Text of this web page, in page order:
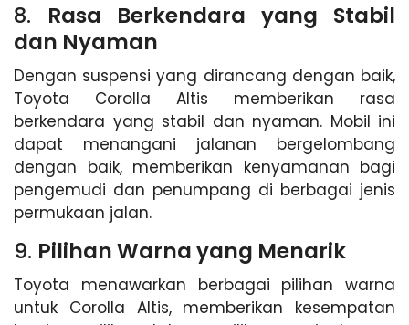
8. Rasa Berkendara yang Stabil
dan Nyaman
Dengan suspensi yang dirancang dengan baik,
Toyota Corolla Altis memberikan rasa
berkendara yang stabil dan nyaman. Mobil ini
dapat menangani jalanan bergelombang
dengan baik, memberikan kenyamanan bagi
pengemudi dan penumpang di berbagai jenis
permukaan jalan.
9. Pilihan Warna yang Menarik
Toyota menawarkan berbagai pilihan warna
untuk Corolla Altis, memberikan kesempatan